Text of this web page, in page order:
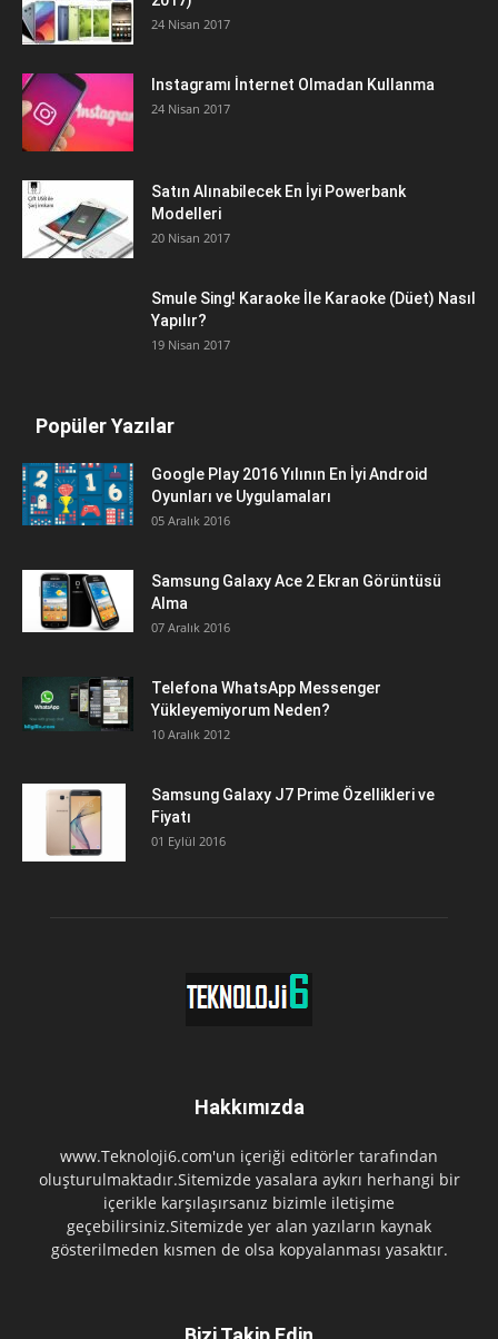
24 Nisan 2017
Instagramı İnternet Olmadan Kullanma
24 Nisan 2017
Satın Alınabilecek En İyi Powerbank
Modelleri
20 Nisan 2017
Smule Sing! Karaoke İle Karaoke (Düet) Nasıl
Yapılır?
19 Nisan 2017
Popüler Yazılar
Google Play 2016 Yılının En İyi Android
Oyunları ve Uygulamaları
05 Aralık 2016
Samsung Galaxy Ace 2 Ekran Görüntüsü
Alma
07 Aralık 2016
Telefona WhatsApp Messenger
Yükleyemiyorum Neden?
10 Aralık 2012
Samsung Galaxy J7 Prime Özellikleri ve
Fiyatı
01 Eylül 2016
Hakkımızda
www.Teknoloji6.com'un içeriği editörler tarafından
oluşturulmaktadır.Sitemizde yasalara aykırı herhangi bir
içerikle karşılaşırsanız bizimle iletişime
geçebilirsiniz.Sitemizde yer alan yazıların kaynak
gösterilmeden kısmen de olsa kopyalanması yasaktır.